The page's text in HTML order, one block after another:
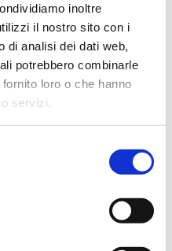
inoltre
il nostro sito con i
di analisi dei dati web,
potrebbero combinarle
loro o che hanno
servizi.
elettrico Stanzani, un
cuffie, aste e
compagno. Lo
son..